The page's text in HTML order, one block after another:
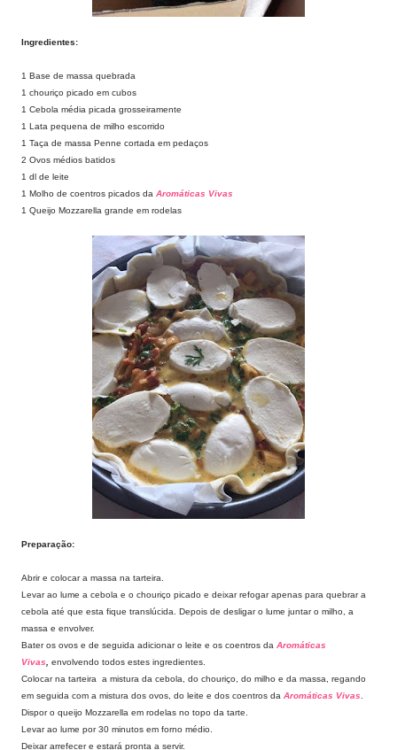
Ingredientes:
1 Base de massa quebrada
1 chouriço picado em cubos
1 Cebola média picada grosseiramente
1 Lata pequena de milho escorrido
1 Taça de massa Penne cortada em pedaços
2 Ovos médios batidos
1 dl de leite
1 Molho de coentros picados da Aromáticas Vivas
1 Queijo Mozzarella grande em rodelas
Preparação:
Abrir e colocar a massa na tarteira.
Levar ao lume a cebola e o chouriço picado e deixar refogar apenas para quebrar a
cebola até que esta fique translúcida. Depois de desligar o lume juntar o milho, a
massa e envolver.
Bater os ovos e de seguida adicionar o leite e os coentros da Aromáticas
Vivas, envolvendo todos estes ingredientes.
Colocar na tarteira a mistura da cebola, do chouriço, do milho e da massa, regando
em seguida com a mistura dos ovos, do leite e dos coentros da Aromáticas Vivas.
Dispor o queijo Mozzarella em rodelas no topo da tarte.
Levar ao lume por 30 minutos em forno médio.
Deixar arrefecer e estará pronta a servir.